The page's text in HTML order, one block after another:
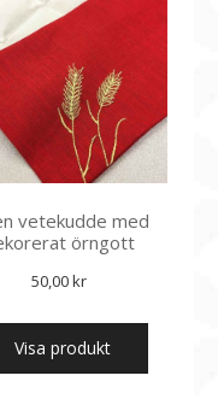
vetekudde med
örngott
50,00kr
Visa produkt